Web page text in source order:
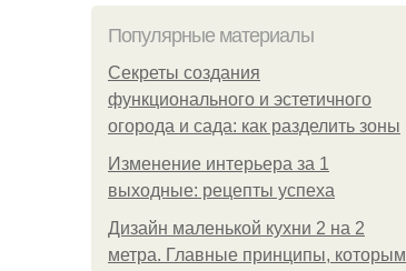
Популярные материалы
Секреты создания
функционального и эстетичного
огорода и сада: как разделить зоны
Изменение интерьера за 1
выходные: рецепты успеха
Дизайн маленькой кухни 2 на 2
метра. Главные принципы, которым